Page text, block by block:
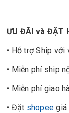
ƯU ĐÃI và ĐẶT
• Hỗ trợ Ship
• Miễn phí ship
• Miễn phí giao
• Đặt shopee giá